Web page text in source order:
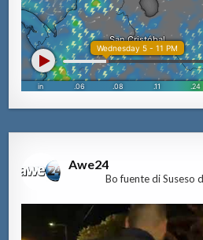
Awe24
Bo fuente di Suseso